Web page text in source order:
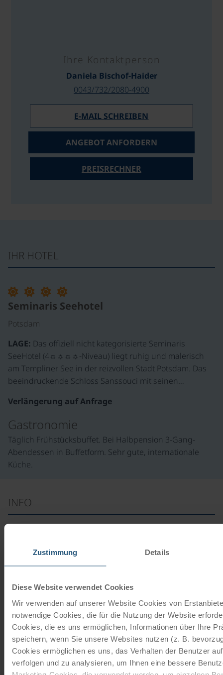
Zustimmung Details
Diese Website verwendet Cookies
Wir verwenden auf unserer Website Cookies von
notwendige Cookies, die für die Nutzung der Website
Cookies, die es uns ermöglichen, Informationen über Ihre
speichern, wenn Sie unsere Websites nutzen (z. B.
Cookies ermöglichen es uns, das Verhalten der Benutzer
verfolgen und zu analysieren, um Ihnen eine bessere
Ihre Kontaktperson
Daniela Bischof-Haider
0043/732/2080-4900
E-MAIL SCHREIBEN
ANGEBOT ANFORDERN
PREISRECHNER
IHR HOTEL
Seminaris Seehotel
Potsdam
LAGE: Das offiziell nicht kategorisierte Seminaris
SeeHotel (4☼☼☼☼-Niveau) liegt ruhig und malerisch
am Templiner See in der reizvollen Stadt Potsdam. Das
beeindruckende Schloss Sanssouci mit seinen…
Verlängerung auf Anfrage
Gastronomie
Täglich Frühstücksbuffet. Bei Halbpension 3-Gang-
Abendessen in Buffetform. Sehr gute, internationale
Küche.
INFO
21 Gänge | 28"
Das 21-Gang Tourenrad mit Freilauffunktion ist von den
Marken Schauff oder Kalkhoff. Die Firma Schauff stellt
seit 1945…
Mehr lesen
ab€ 90,-